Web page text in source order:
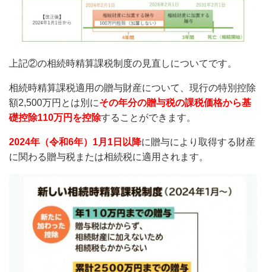
上記②の相続時精算課税制度の見直しについてです。
相続時精算課税適用の贈与財産について、現行の特別控除
額2,500万円とは別にその年分の贈与税の課税価格から基
礎控除110万円を控除することができます。
2024年（令和6年）1月1日以降に贈与により取得する財産
に関わる贈与税または相続税に適用されます。